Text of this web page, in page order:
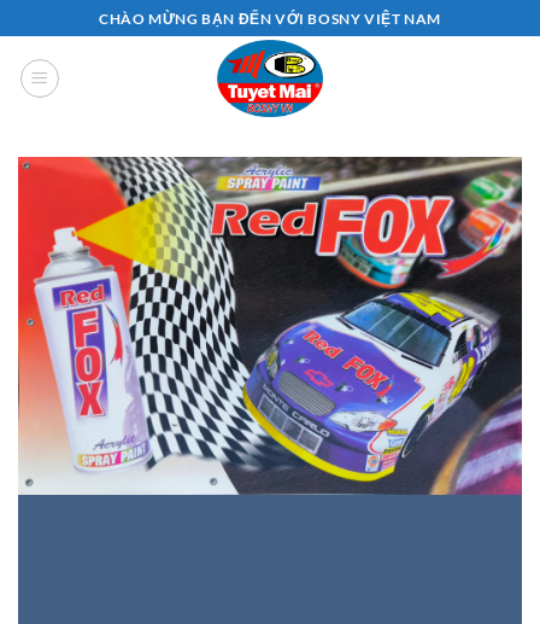
qua
nội
dung
CHÀO MỪNG BẠN ĐẾN VỚI BOSNY VIỆT NAM